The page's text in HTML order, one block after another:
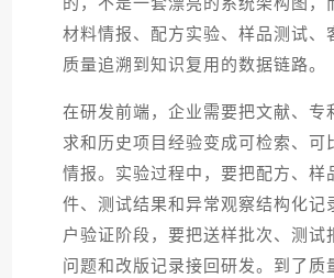
材料情报、配方实验、样品测试、
质量追溯到知识复用的数据链路。
在研发前端，企业需要把文献、专
求和历史项目经验变成可检索、可
情报。实验过程中，要把配方、样
件、测试结果和异常观察结构化记
户验证阶段，要把送样批次、测试
问题和改版记录接回研发。到了质